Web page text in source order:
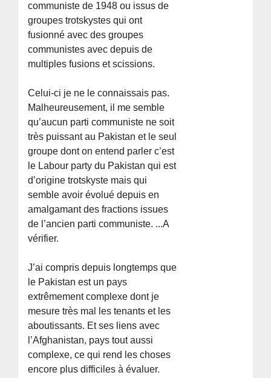
communiste de 1948 ou issus de
groupes trotskystes qui ont
fusionné avec des groupes
communistes avec depuis de
multiples fusions et scissions.
Celui-ci je ne le connaissais pas.
Malheureusement, il me semble
qu’aucun parti communiste ne soit
très puissant au Pakistan et le seul
groupe dont on entend parler c’est
le Labour party du Pakistan qui est
d’origine trotskyste mais qui
semble avoir évolué depuis en
amalgamant des fractions issues
de l’ancien parti communiste. ...A
vérifier.
J’ai compris depuis longtemps que
le Pakistan est un pays
extrêmement complexe dont je
mesure très mal les tenants et les
aboutissants. Et ses liens avec
l’Afghanistan, pays tout aussi
complexe, ce qui rend les choses
encore plus difficiles à évaluer.